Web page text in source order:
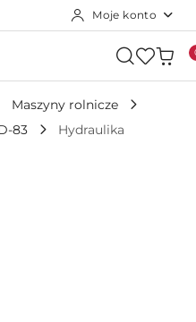
Moje konto
Maszyny rolnicze
83 Hydraulika